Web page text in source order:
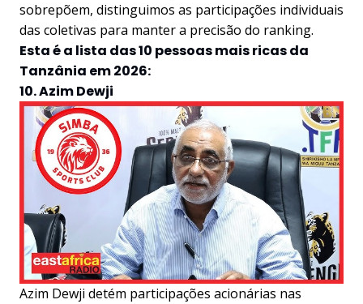
sobrepõem, distinguimos as participações individuais
das coletivas para manter a precisão do ranking.
Esta é a lista das 10 pessoas mais ricas da
Tanzânia em 2026:
10. Azim Dewji
Azim Dewji detém participações acionárias nas